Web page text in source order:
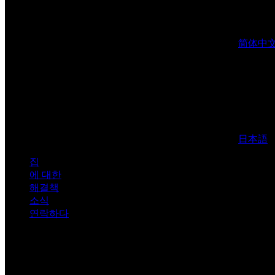
简体中
日本語
집
에 대한
해결책
소식
연락하다